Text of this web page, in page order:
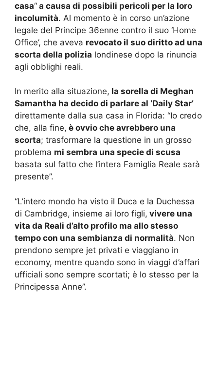
casa“ a causa di possibili pericoli per la loro
incolumità. Al momento è in corso un’azione
legale del Principe 36enne contro il suo ‘Home
Office’, che aveva revocato il suo diritto ad una
scorta della polizia londinese dopo la rinuncia
agli obblighi reali.
In merito alla situazione, la sorella di Meghan
Samantha ha decido di parlare al ‘Daily Star’
direttamente dalla sua casa in Florida: “Io credo
che, alla fine, è ovvio che avrebbero una
scorta; trasformare la questione in un grosso
problema mi sembra una specie di scusa
basata sul fatto che l’intera Famiglia Reale sarà
presente”.
“L’intero mondo ha visto il Duca e la Duchessa
di Cambridge, insieme ai loro figli, vivere una
vita da Reali d’alto profilo ma allo stesso
tempo con una sembianza di normalità. Non
prendono sempre jet privati e viaggiano in
economy, mentre quando sono in viaggi d’affari
ufficiali sono sempre scortati; è lo stesso per la
Principessa Anne”.